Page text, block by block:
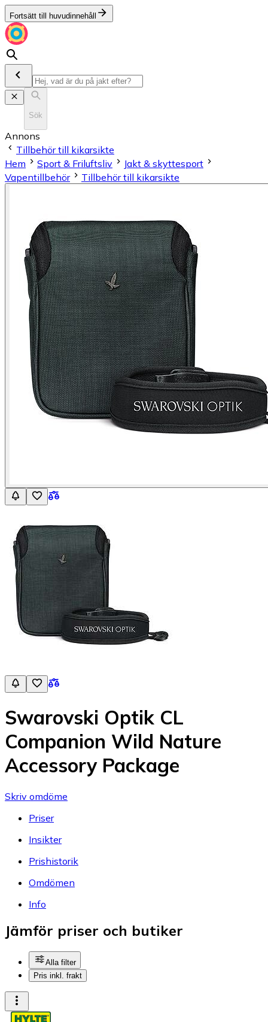
Fortsätt till huvudinnehåll
Sök
Annons
Tillbehör till kikarsikte
Hem
Sport & Friluftsliv
Jakt & skyttesport
Vapentillbehör
Tillbehör till kikarsikte
Swarovski Optik CL
Companion Wild Nature
Accessory Package
Skriv omdöme
Priser
Insikter
Prishistorik
Omdömen
Info
Jämför priser och butiker
Alla filter
Pris inkl. frakt